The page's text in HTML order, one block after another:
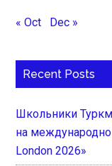
« Oct Dec »
Recent Posts
Школьники
на
London 2026»